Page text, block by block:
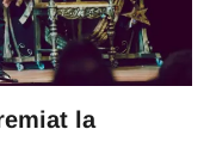
la